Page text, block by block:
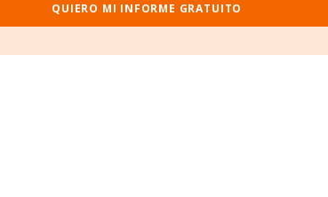
QUIERO MI INFORME GRATUITO